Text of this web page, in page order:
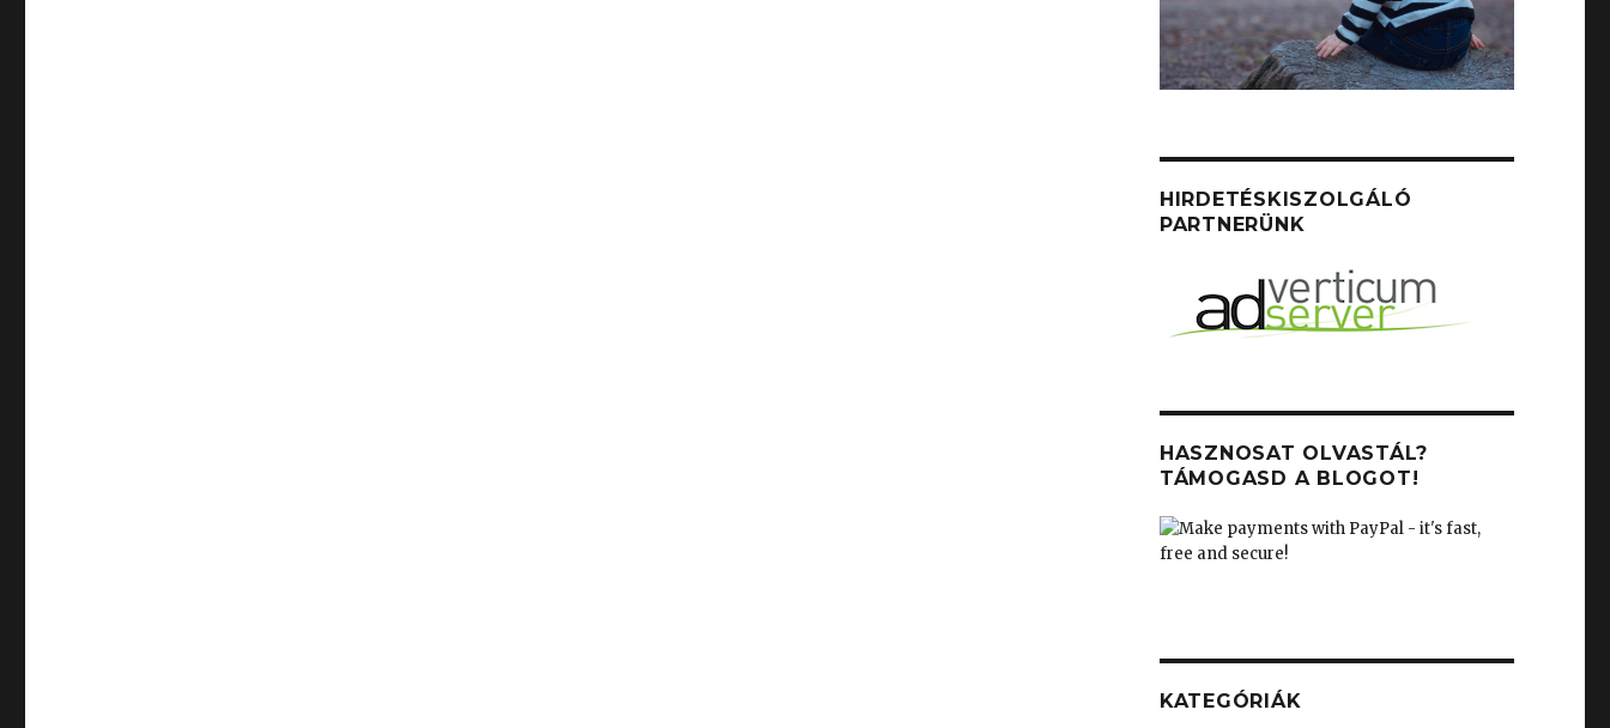
HIRDETÉSKISZOLGÁLÓ
PARTNERÜNK
HASZNOSAT OLVASTÁL?
TÁMOGASD A BLOGOT!
KATEGÓRIÁK